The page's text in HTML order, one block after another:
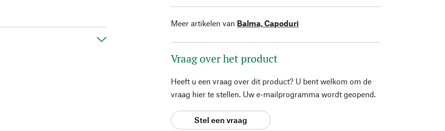
Meer artikelen van Balma, Capoduri
Vraag over het product
Heeft u een vraag over dit product? U bent welkom om de
vraag hier te stellen. Uw e-mailprogramma wordt geopend.
Stel een vraag